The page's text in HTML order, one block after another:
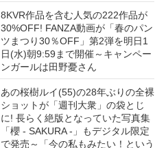
8KVR作品を含む人気の222作品が
30%OFF! FANZA動画が「春のパン
ツまつり30％OFF」第2弾を明日1
日(水)朝9:59まで開催～キャンペー
ンガールは田野憂さん
あの桜樹ルイ(55)の28年ぶりの全裸
ショットが「週刊大衆」の袋とじ
に! 長らく絶版となっていた写真集
「櫻 - SAKURA -」もデジタル限定
で発売～「今の私もみたい！という